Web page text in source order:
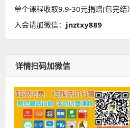
单个课程收取9.9-30元捐赠(包完结）
入会请加微信： jnztxy889
详情扫码加微信